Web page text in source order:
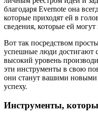
благодаря Evernote она
которые приходят ей в
сведения, которые ей
Вот так посредством
успешные люди достигают
высокий уровень
эти инструменты в свою
они станут вашими
успеху.
Инструменты,